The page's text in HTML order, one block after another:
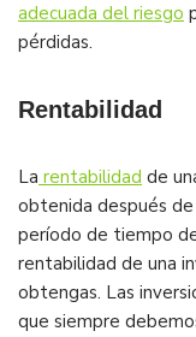
adecuada del riesgo
pérdidas.
Rentabilidad
La rentabilidad de
obtenida después
período de tiempo
rentabilidad de una
obtengas. Las
que siempre